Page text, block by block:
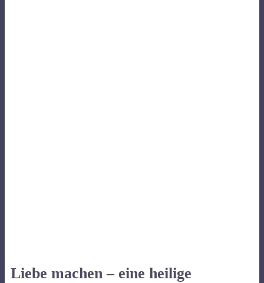
Liebe machen – eine heilige